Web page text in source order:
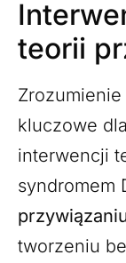
teorii
kluczowe
interwencji
syndromem
tworzeniu